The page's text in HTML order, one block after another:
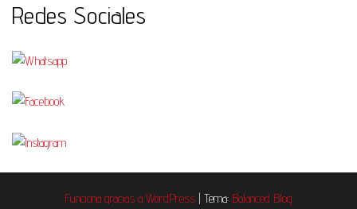
Redes Sociales
Funciona gracias a WordPress | Tema: Balanced Blog